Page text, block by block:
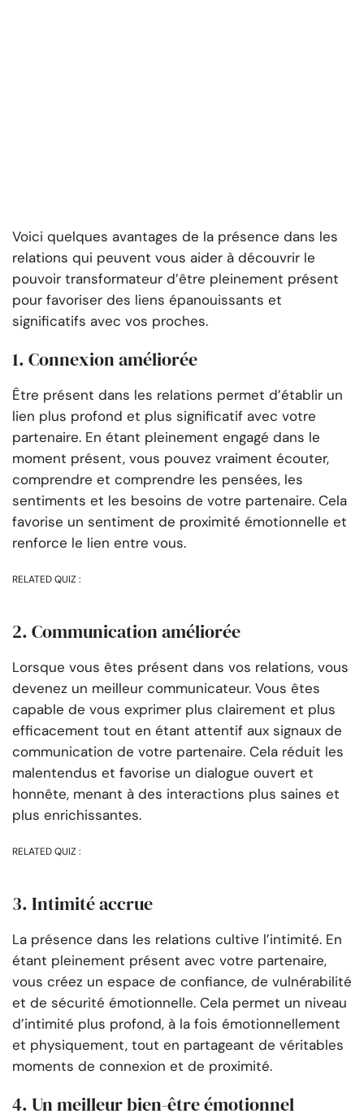
Voici quelques avantages de la présence dans les
relations qui peuvent vous aider à découvrir le
pouvoir transformateur d’être pleinement présent
pour favoriser des liens épanouissants et
significatifs avec vos proches.
1. Connexion améliorée
Être présent dans les relations permet d’établir un
lien plus profond et plus significatif avec votre
partenaire. En étant pleinement engagé dans le
moment présent, vous pouvez vraiment écouter,
comprendre et comprendre les pensées, les
sentiments et les besoins de votre partenaire. Cela
favorise un sentiment de proximité émotionnelle et
renforce le lien entre vous.
RELATED QUIZ :
2. Communication améliorée
Lorsque vous êtes présent dans vos relations, vous
devenez un meilleur communicateur. Vous êtes
capable de vous exprimer plus clairement et plus
efficacement tout en étant attentif aux signaux de
communication de votre partenaire. Cela réduit les
malentendus et favorise un dialogue ouvert et
honnête, menant à des interactions plus saines et
plus enrichissantes.
RELATED QUIZ :
3. Intimité accrue
La présence dans les relations cultive l’intimité. En
étant pleinement présent avec votre partenaire,
vous créez un espace de confiance, de vulnérabilité
et de sécurité émotionnelle. Cela permet un niveau
d’intimité plus profond, à la fois émotionnellement
et physiquement, tout en partageant de véritables
moments de connexion et de proximité.
4. Un meilleur bien-être émotionnel